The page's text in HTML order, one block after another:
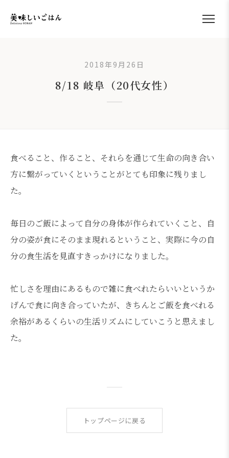
2018年9月26日
8/18 岐阜（20代女性）
食べること、作ること、それらを通じて生命の向き合い
方に繋がっていくということがとても印象に残りまし
た。
毎日のご飯によって自分の身体が作られていくこと、自
分の姿が食にそのまま現れるということ、実際に今の自
分の食生活を見直すきっかけになりました。
忙しさを理由にあるもので雑に食べれたらいいというか
げんで食に向き合っていたが、きちんとご飯を食べれる
余裕があるくらいの生活リズムにしていこうと思えまし
た。
トップページに戻る